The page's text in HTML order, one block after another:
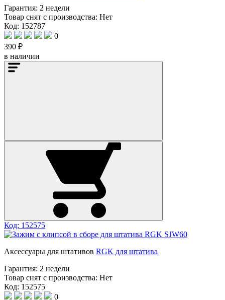
Гарантия: 2 недели
Товар снят с производства: Нет
Код: 152787
0
390 ₽
в наличии
Код: 152575
Аксессуары для штативов RGK для штатива
Гарантия: 2 недели
Товар снят с производства: Нет
Код: 152575
0